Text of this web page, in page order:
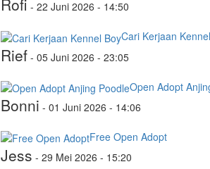
Rofi - 22 Juni 2026 - 14:50
Cari Kerjaan
Rief - 05 Juni 2026 - 23:05
Open Adopt
Bonni - 01 Juni 2026 - 14:06
Free Open Adopt
Jess - 29 Mei 2026 - 15:20